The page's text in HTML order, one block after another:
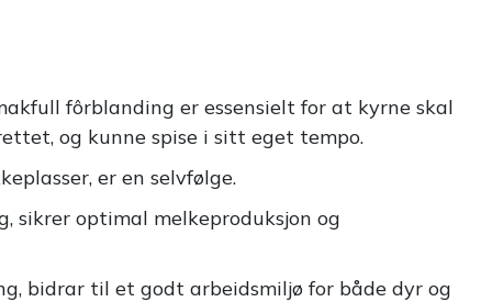
fôrblanding er essensielt for at kyrne skal
og kunne spise i sitt eget tempo.
er en selvfølge.
sikrer optimal melkeproduksjon og
bidrar til et godt arbeidsmiljø for både dyr og